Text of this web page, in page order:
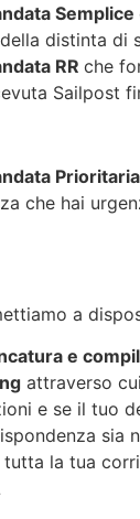
Semplice
distinta di
RR che
Sailpost
che hai
a
e
attraverso
e se il tuo
sia
tutta la tua